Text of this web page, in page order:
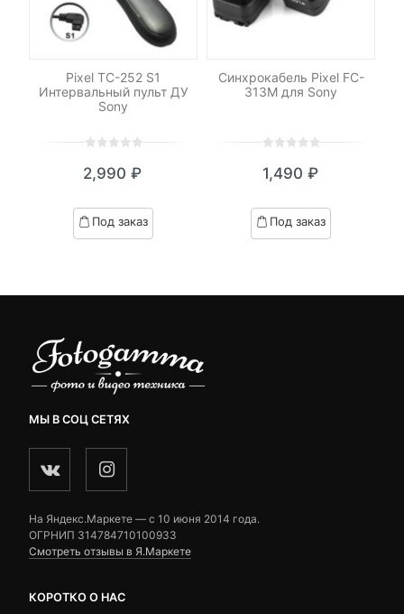
Pixel TC-252 S1
Интервальный пульт ДУ
Sony
out
based
on
2,990 ₽
Под заказ
Синхрокабель Pixel FC-
313M для Sony
out
based
on
1,490 ₽
Под заказ
МЫ В СОЦ СЕТЯХ
На Яндекс.Маркете — c 10 июня 2014 года.
ОГРНИП 314784710100933
Смотреть отзывы в Я.Маркете
КОРОТКО О НАС